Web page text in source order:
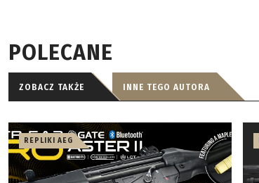
POLECANE
ZOBACZ TAKŻE INNE TEGO AUTORA
REPLIKI AEG